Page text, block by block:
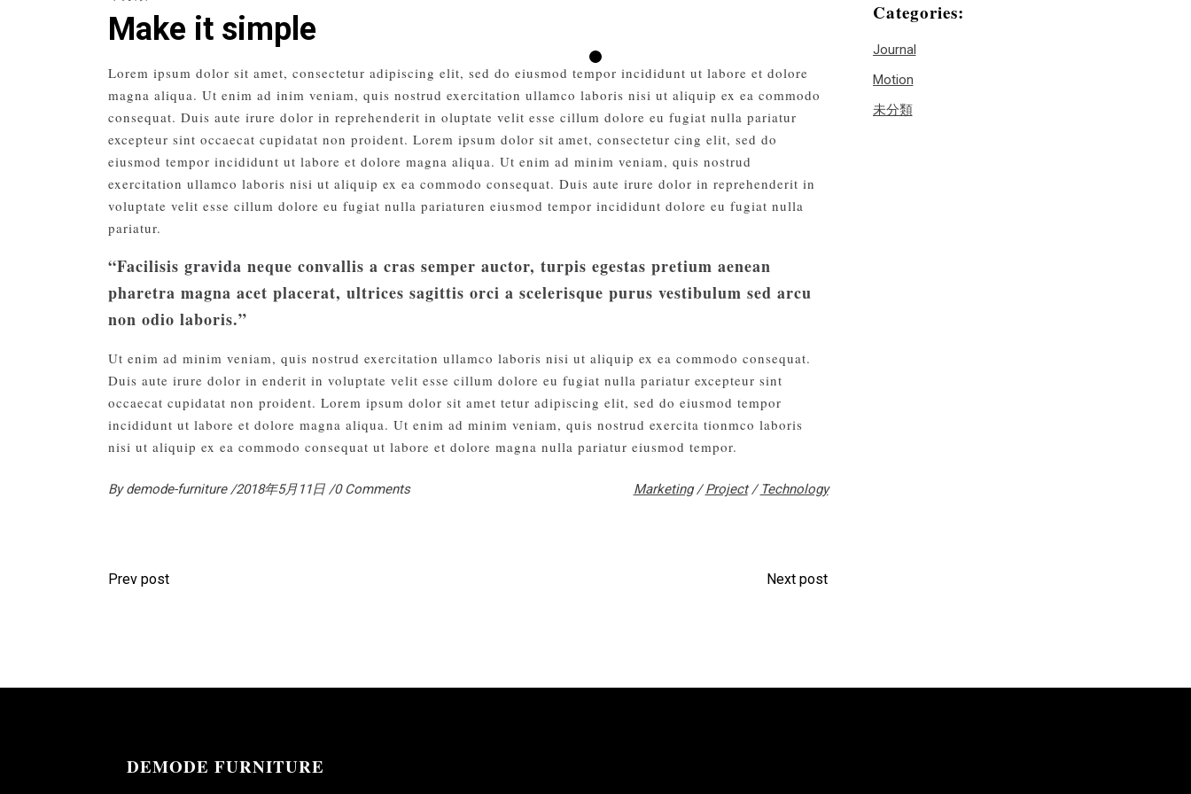
Make it simple
Lorem ipsum dolor sit amet, consectetur adipiscing elit, sed do eiusmod tempor incididunt ut labore et dolore
magna aliqua. Ut enim ad inim veniam, quis nostrud exercitation ullamco laboris nisi ut aliquip ex ea commodo
consequat. Duis aute irure dolor in reprehenderit in oluptate velit esse cillum dolore eu fugiat nulla pariatur
excepteur sint occaecat cupidatat non proident. Lorem ipsum dolor sit amet, consectetur cing elit, sed do
eiusmod tempor incididunt ut labore et dolore magna aliqua. Ut enim ad minim veniam, quis nostrud
exercitation ullamco laboris nisi ut aliquip ex ea commodo consequat. Duis aute irure dolor in reprehenderit in
voluptate velit esse cillum dolore eu fugiat nulla pariaturen eiusmod tempor incididunt dolore eu fugiat nulla
pariatur.
“Facilisis gravida neque convallis a cras semper auctor, turpis egestas pretium aenean
pharetra magna acet placerat, ultrices sagittis orci a scelerisque purus vestibulum sed arcu
non odio laboris.”
Ut enim ad minim veniam, quis nostrud exercitation ullamco laboris nisi ut aliquip ex ea commodo consequat.
Duis aute irure dolor in enderit in voluptate velit esse cillum dolore eu fugiat nulla pariatur excepteur sint
occaecat cupidatat non proident. Lorem ipsum dolor sit amet tetur adipiscing elit, sed do eiusmod tempor
incididunt ut labore et dolore magna aliqua. Ut enim ad minim veniam, quis nostrud exercita tionmco laboris
nisi ut aliquip ex ea commodo consequat ut labore et dolore magna nulla pariatur eiusmod tempor.
Bydemode-furniture 2018年5月11日 0 Comments Marketing/Project/ Technology
Prev post Next post
Categories:
Journal
Motion
未分類
DEMODE FURNITURE